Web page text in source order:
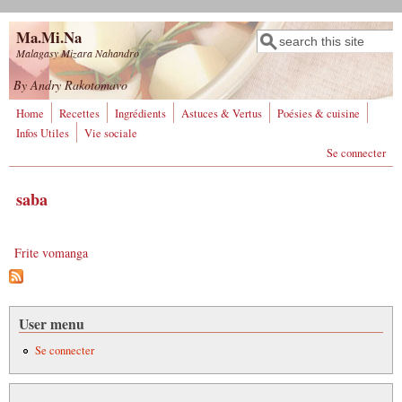
Aller au contenu principal
Ma.Mi.Na
Malagasy Mizara Nahandro
Formulaire de
recherche
Rechercher
By Andry Rakotomavo
Home Recettes Ingrédients Astuces & Vertus
Poésies & cuisine
Infos Utiles
Vie sociale
Se connecter
saba
Frite vomanga
User menu
Se connecter